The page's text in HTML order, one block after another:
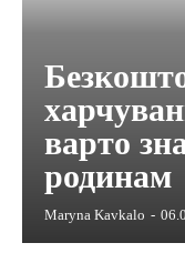
варто
родинам
Maryna Kavkalo -